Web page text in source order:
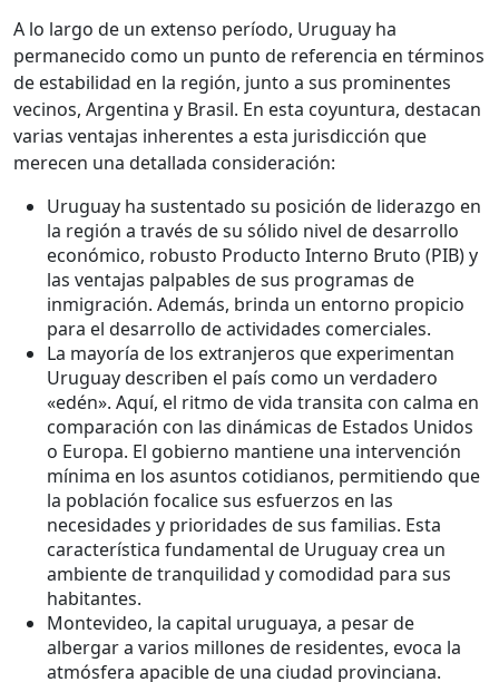
A lo largo de un extenso período, Uruguay ha
permanecido como un punto de referencia en términos
de estabilidad en la región, junto a sus prominentes
vecinos, Argentina y Brasil. En esta coyuntura, destacan
varias ventajas inherentes a esta jurisdicción que
merecen una detallada consideración:
Uruguay ha sustentado su posición de liderazgo en
la región a través de su sólido nivel de desarrollo
económico, robusto Producto Interno Bruto (PIB) y
las ventajas palpables de sus programas de
inmigración. Además, brinda un entorno propicio
para el desarrollo de actividades comerciales.
La mayoría de los extranjeros que experimentan
Uruguay describen el país como un verdadero
«edén». Aquí, el ritmo de vida transita con calma en
comparación con las dinámicas de Estados Unidos
o Europa. El gobierno mantiene una intervención
mínima en los asuntos cotidianos, permitiendo que
la población focalice sus esfuerzos en las
necesidades y prioridades de sus familias. Esta
característica fundamental de Uruguay crea un
ambiente de tranquilidad y comodidad para sus
habitantes.
Montevideo, la capital uruguaya, a pesar de
albergar a varios millones de residentes, evoca la
atmósfera apacible de una ciudad provinciana.